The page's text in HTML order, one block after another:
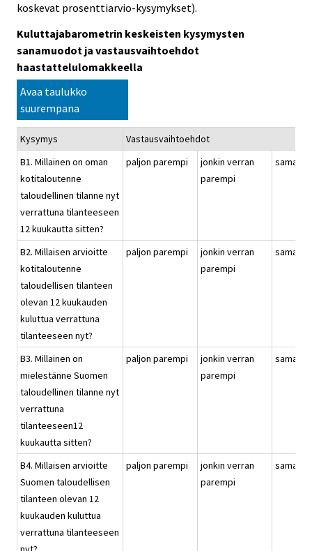
koskevat prosenttiarvio-kysymykset).
Kuluttajabarometrin keskeisten kysymysten
sanamuodot ja vastausvaihtoehdot
haastattelulomakkeella
Avaa taulukko
suurempana
Kysymys
Vastausvaihtoehdot
B1. Millainen on oman
kotitaloutenne
taloudellinen tilanne nyt
verrattuna tilanteeseen
12 kuukautta sitten?
paljon parempi
jonkin verran
parempi
B2. Millaisen arvioitte
kotitaloutenne
taloudellisen tilanteen
olevan 12 kuukauden
kuluttua verrattuna
tilanteeseen nyt?
paljon parempi
jonkin verran
parempi
B3. Millainen on
mielestänne Suomen
taloudellinen tilanne nyt
verrattuna
tilanteeseen12
kuukautta sitten?
paljon parempi
jonkin verran
parempi
B4. Millaisen arvioitte
Suomen taloudellisen
tilanteen olevan 12
kuukauden kuluttua
verrattuna tilanteeseen
paljon parempi
jonkin verran
parempi